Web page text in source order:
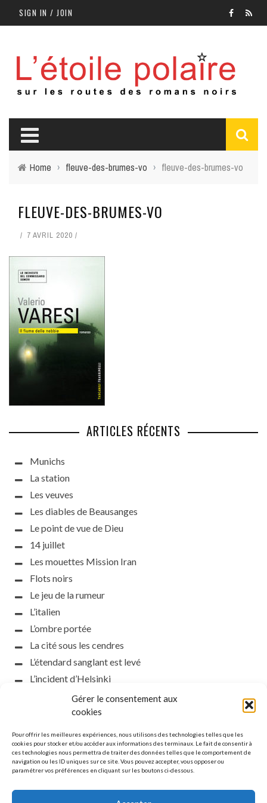
Gérer le consentement aux
cookies
Pour offrir les meilleures expériences, nous utilisons des technologies telles que les
cookies pour stocker et/ou accéder aux informations des terminaux. Le fait de consentir à
ces technologies nous permettra de traiter des données telles que le comportement de
navigation ou les ID uniques sur ce site. Vous pouvez accepter, vous opposer ou
paramétrer vos préférences en cliquant sur les boutons ci-dessous.
SIGN IN / JOIN
Home › fleuve-des-brumes-vo › fleuve-des-brumes-vo
FLEUVE-DES-BRUMES-VO
7 AVRIL 2020
ARTICLES RÉCENTS
Munichs
La station
Les veuves
Les diables de Beausanges
Le point de vue de Dieu
14 juillet
Les mouettes Mission Iran
Flots noirs
Le jeu de la rumeur
L’italien
L’ombre portée
La cité sous les cendres
L’étendard sanglant est levé
L’incident d’Helsinki
la petite fasciste
Toutes les nuances de la nuit
Que s’obscurcissent le soleil et la lumière
Le silence